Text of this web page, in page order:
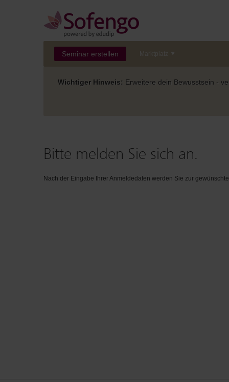
Seminar erstellen Marktplatz
Wichtiger Hinweis: Erweitere dein Bewusstsein -
Bitte melden Sie sich an.
Nach der Eingabe Ihrer Anmeldedaten werden Sie zur